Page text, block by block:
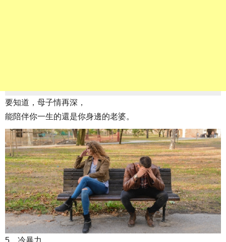
要知道，母子情再深，
能陪伴你一生的還是你身邊的老婆。